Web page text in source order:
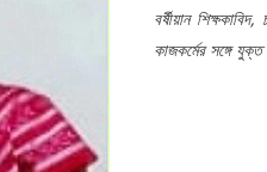
বর্ষীয়ান
কাজকর্মের সঙ্গে